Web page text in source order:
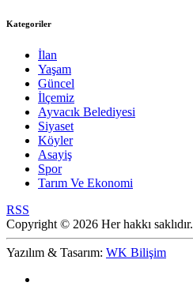
Kategoriler
İlan
Yaşam
Güncel
İlçemiz
Ayvacık Belediyesi
Siyaset
Köyler
Asayiş
Spor
Tarım Ve Ekonomi
RSS
Copyright © 2026 Her hakkı saklıdır.
Yazılım & Tasarım: WK Bilişim